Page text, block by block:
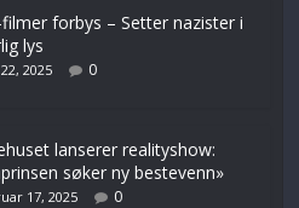
forbys – Setter nazister i
lys
2025 0
lanserer realityshow:
søker ny bestevenn»
17, 2025 0